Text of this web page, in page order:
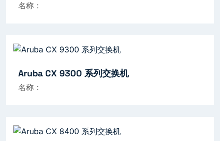
名称：
Aruba CX 9300 系列交换机
名称：